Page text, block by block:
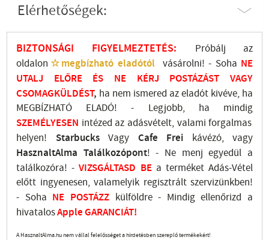
Elérhetőségek:
BIZTONSÁGI FIGYELMEZTETÉS:
Próbálj az
oldalon ☆megbízható eladótól vásárolni! - Soha NE
UTALJ ELŐRE ÉS NE KÉRJ POSTÁZÁST VAGY
CSOMAGKÜLDÉST, ha nem ismered az eladót kivéve, ha
MEGBÍZHATÓ ELADÓ! - Legjobb, ha mindig
SZEMÉLYESEN intézed az adásvételt, valami forgalmas
helyen! StarbucksVagy Cafe Frei kávézó, vagy
HasznaltAlma Találkozópont! - Ne menj egyedül a
találkozóra! - VIZSGÁLTASD BEa terméket Adás-Vétel
előtt ingyenesen, valamelyik regisztrált szervizünkben!
- Soha NE POSTÁZZ külföldre- Mindig ellenőrizd a
hivatalosApple GARANCIÁT!
A HasznaltAlma.hu nem vállal felelősséget a hirdetésben szereplő termékekért!